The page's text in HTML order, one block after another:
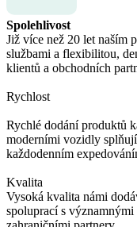
Spolehlivost
Již více než 20 let naším
službami a flexibilitou,
klientů a obchodních
Rychlost
Rychlé dodání produktů
moderními vozidly
každodenním
Kvalita
Vysoká kvalita námi
spoluprací s